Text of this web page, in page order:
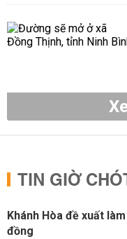
TIN GIỜ
Khánh Hòa đề xuất
đồng